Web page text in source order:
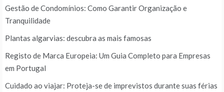
Gestão de Condomínios: Como Garantir Organização e
Tranquilidade
Plantas algarvias: descubra as mais famosas
Registo de Marca Europeia: Um Guia Completo para Empresas
em Portugal
Cuidado ao viajar: Proteja-se de imprevistos durante suas férias